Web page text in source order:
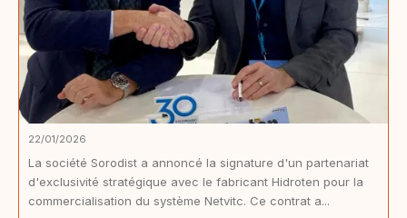
22/01/2026
La société Sorodist a annoncé la signature d'un partenariat
d'exclusivité stratégique avec le fabricant Hidroten pour la
commercialisation du système Netvitc. Ce contrat a...